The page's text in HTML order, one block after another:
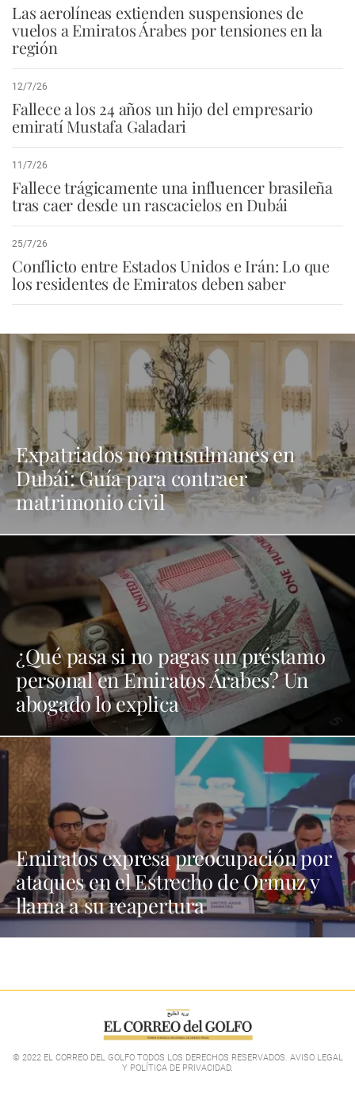
Las aerolíneas extienden suspensiones de
vuelos a Emiratos Árabes por tensiones en la
región
12/7/26
Fallece a los 24 años un hijo del empresario
emiratí Mustafa Galadari
11/7/26
Fallece trágicamente una influencer brasileña
tras caer desde un rascacielos en Dubái
25/7/26
Conflicto entre Estados Unidos e Irán: Lo que
los residentes de Emiratos deben saber
Expatriados no musulmanes en
Dubái: Guía para contraer
matrimonio civil
¿Qué pasa si no pagas un préstamo
personal en Emiratos Árabes? Un
abogado lo explica
Emiratos expresa preocupación por
ataques en el Estrecho de Ormuz y
llama a su reapertura
© 2022 EL CORREO DEL GOLFO TODOS LOS DERECHOS RESERVADOS. AVISO LEGAL
Y POLÍTICA DE PRIVACIDAD.